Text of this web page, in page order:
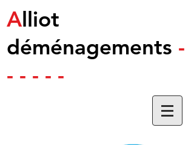
Alliot
déménagements -
- - - - -